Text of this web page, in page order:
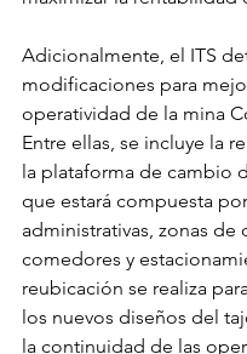
Adicionalmente, el ITS
modificaciones para
operatividad de la mina
Entre ellas, se incluye la
la plataforma de cambio
que estará compuesta
administrativas, zonas de
comedores y
reubicación se realiza
los nuevos diseños del
la continuidad de las